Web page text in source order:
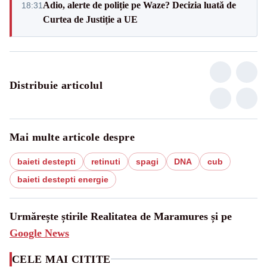
18:31 Adio, alerte de poliție pe Waze? Decizia luată de
Curtea de Justiție a UE
Distribuie articolul
Mai multe articole despre
baieti destepti retinuti spagi DNA
cub
baieti destepti energie
Urmărește știrile Realitatea de Maramures și pe
Google News
CELE MAI CITITE